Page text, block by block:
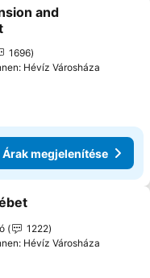
a kedvencekhez
and
1696
Hévíz Városháza
Árak megjelenítése
a kedvencekhez
1222
Hévíz Városháza